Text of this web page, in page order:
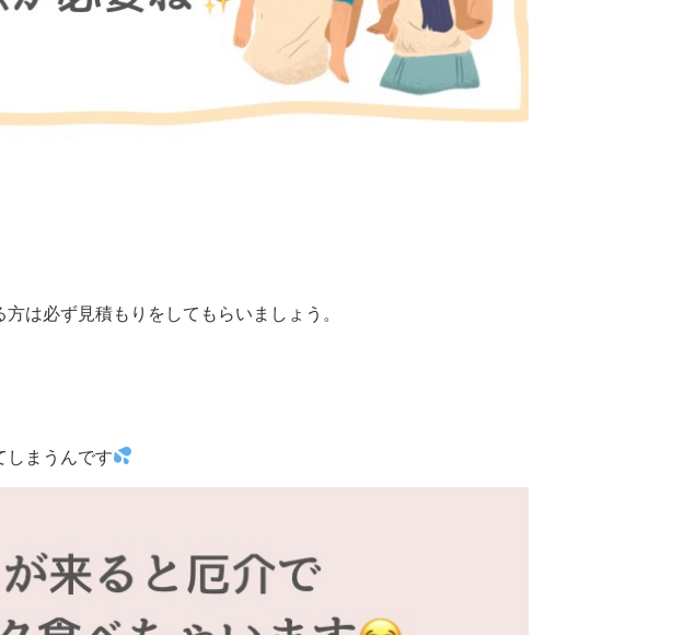
は必ず見積もりをしてもらいましょう。
しまうんです